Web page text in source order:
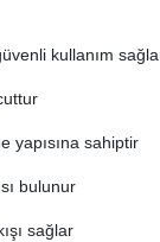
kullanım
yapısına sahiptir
bulunur
sağlar